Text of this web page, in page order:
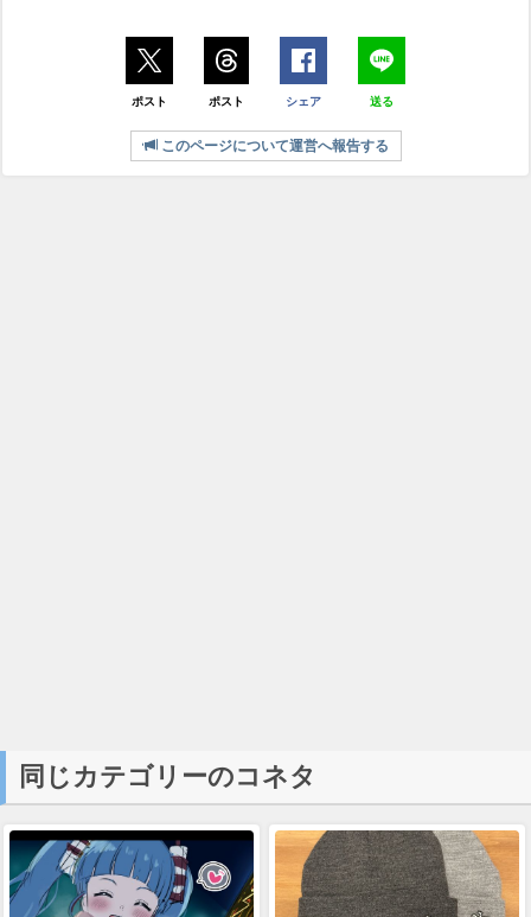
ポスト ポスト シェア 送る
このページについて運営へ報告する
同じカテゴリーのコネタ